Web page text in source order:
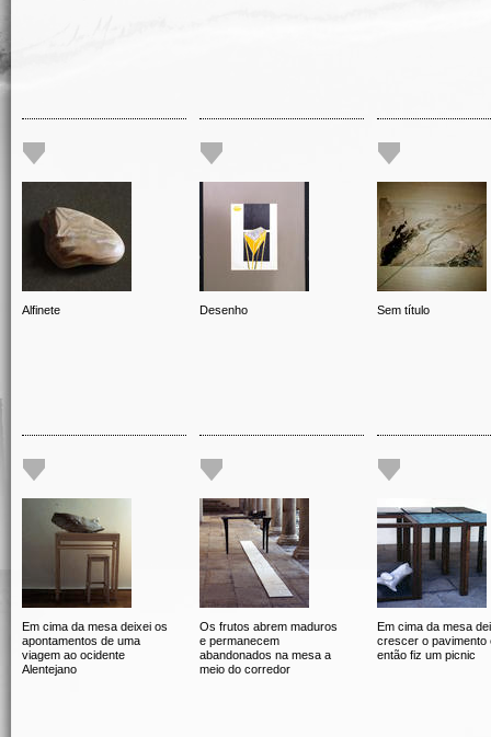
Alfinete Desenho Sem título
Em cima da mesa deixei os
apontamentos de uma
viagem ao ocidente
Alentejano
Os frutos abrem maduros
e permanecem
abandonados na mesa a
meio do corredor
Em cima da mesa
crescer o pavimento
então fiz um picnic